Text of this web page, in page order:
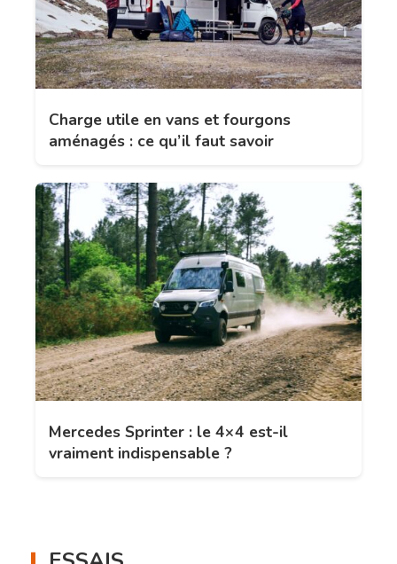
Charge utile en vans et fourgons
aménagés : ce qu’il faut savoir
Mercedes Sprinter : le 4×4 est-il
vraiment indispensable ?